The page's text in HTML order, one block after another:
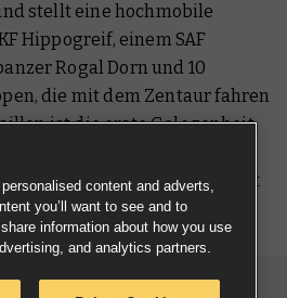
stellt eine hochmobile
Hippogreif, einem SAF
Rogal Dorn und 10
die mit dem Zentaur fahren
ist die erste Gelegenheit,
willst, bevor sie separat
Chance.
content and adverts,
you’ll want to see and to
information about how you use
and analytics partners.